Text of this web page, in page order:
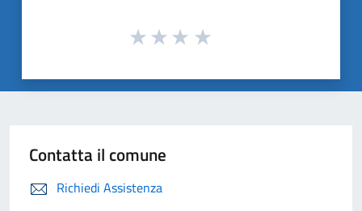
Contatta il comune
Richiedi Assistenza